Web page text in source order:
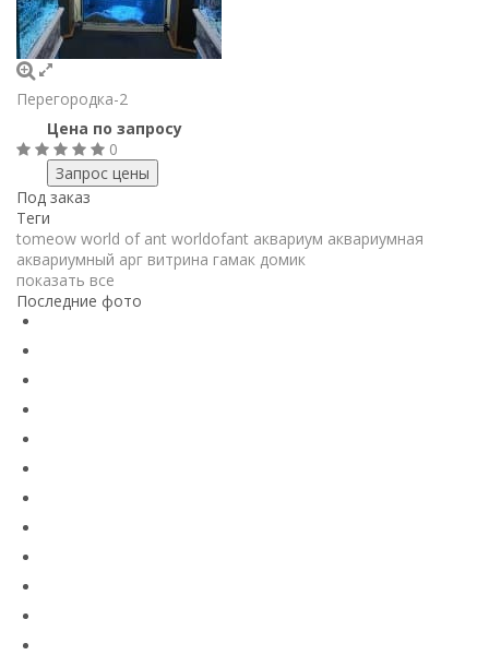
Перегородка-2
Цена по запросу
0
Под заказ
Теги
tomeow world of ant worldofant аквариум аквариумная
аквариумный арг витрина гамак домик
показать все
Последние фото